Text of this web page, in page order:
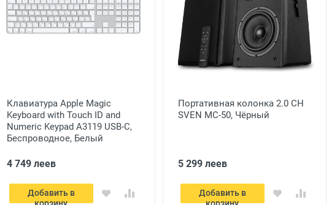
Клавиатура Apple Magic
Keyboard with Touch ID and
Numeric Keypad A3119 USB-C,
Беспроводное, Белый
4 749 леев
Добавить в
Портативная колонка 2.0 CH
SVEN MC-50, Чёрный
5 299 леев
Добавить в